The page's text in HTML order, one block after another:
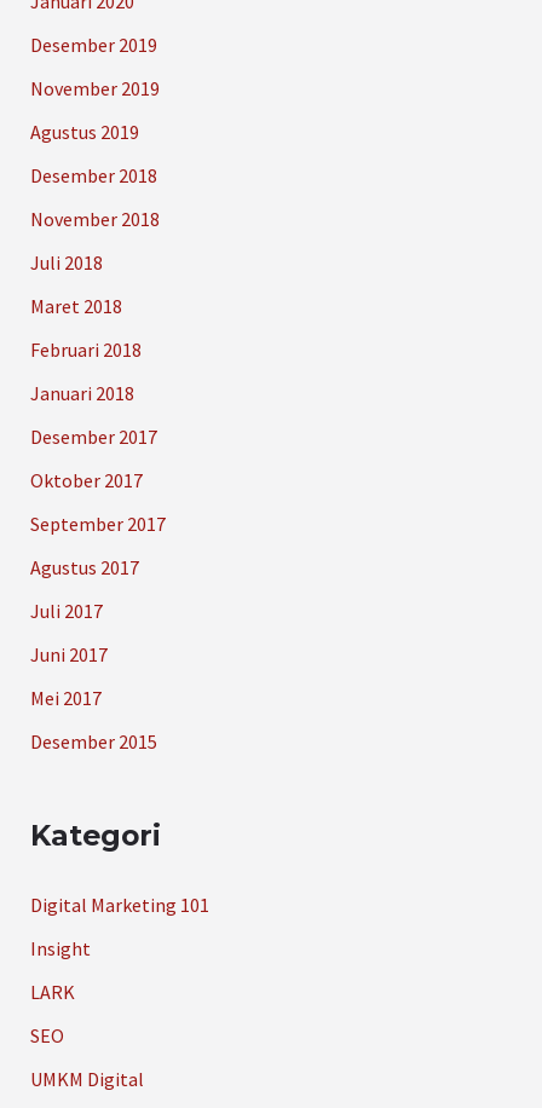
Desember 2019
November 2019
Agustus 2019
Desember 2018
November 2018
Juli 2018
Maret 2018
Februari 2018
Januari 2018
Desember 2017
Oktober 2017
September 2017
Agustus 2017
Juli 2017
Juni 2017
Mei 2017
Desember 2015
Kategori
Digital Marketing 101
Insight
LARK
SEO
UMKM Digital